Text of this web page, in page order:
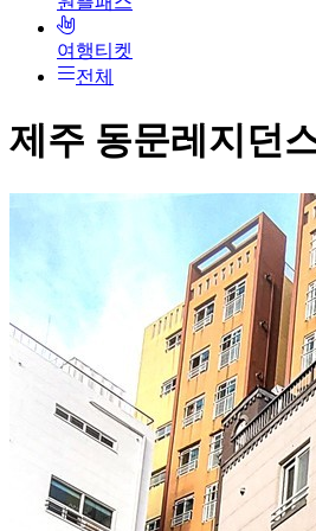
여행티켓
전체
제주 동문레지던